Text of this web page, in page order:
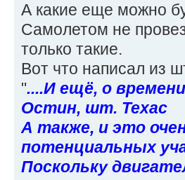
А какие еще можно
Самолетом не
только такие.
Вот что написал из
"....И ещё, о
Остин, шт. Техас
А также, и это
потенциальных
Поскольку